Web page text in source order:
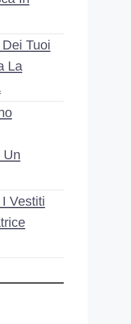
Tuoi
La
Un
Vestiti